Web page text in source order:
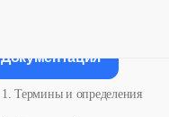
Документация
1. Термины и определения